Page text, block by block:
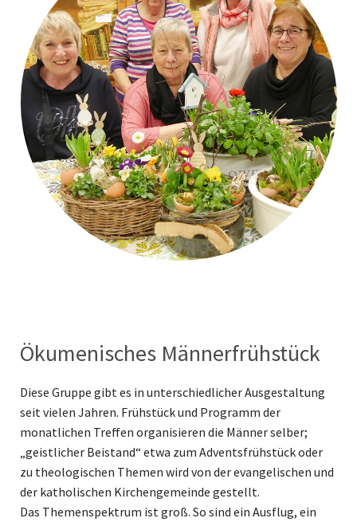
Ökumenisches Männerfrühstück
Diese Gruppe gibt es in unterschiedlicher Ausgestaltung
seit vielen Jahren. Frühstück und Programm der
monatlichen Treffen organisieren die Männer selber;
„geistlicher Beistand“ etwa zum Adventsfrühstück oder
zu theologischen Themen wird von der evangelischen und
der katholischen Kirchengemeinde gestellt.
Das Themenspektrum ist groß. So sind ein Ausflug, ein